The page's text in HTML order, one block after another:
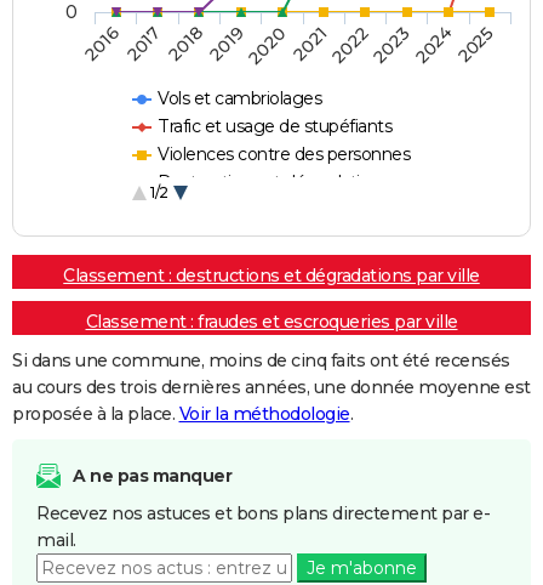
Vols et cambriolages
Trafic et usage de stupéfiants
Violences contre des personnes
Destructions et dégradations
1/2
20162017 20182019202020212022202320242025
0
Classement : destructions et dégradations par ville
Classement : fraudes et escroqueries par ville
Si dans une commune, moins de cinq faits ont été recensés
au cours des trois dernières années, une donnée moyenne est
proposée à la place. Voir la méthodologie.
A ne pas manquer
Recevez nos astuces et bons plans directement par e-
mail.
Je m'abonne